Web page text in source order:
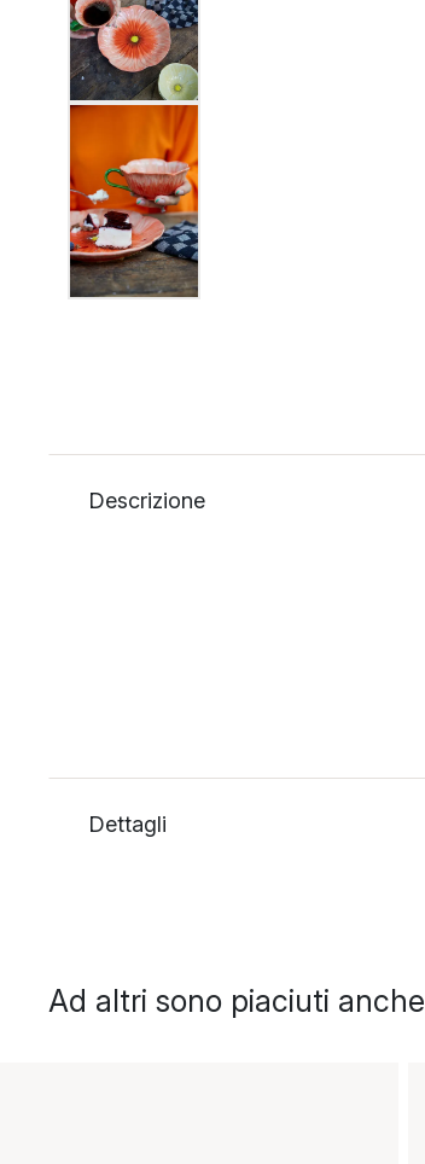
Descrizione
Dettagli
Ad altri sono piaciuti anche